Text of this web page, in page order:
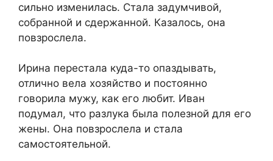
сильно изменилась. Стала задумчивой,
собранной и сдержанной. Казалось, она
повзрослела.​
​Ирина перестала куда-то опаздывать,
отлично вела хозяйство и постоянно
говорила мужу, как его любит. Иван
подумал, что разлука была полезной для его
жены. Она повзрослела и стала
самостоятельной.​